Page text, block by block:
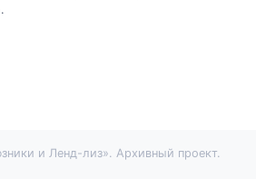
и Ленд-лиз». Архивный проект.